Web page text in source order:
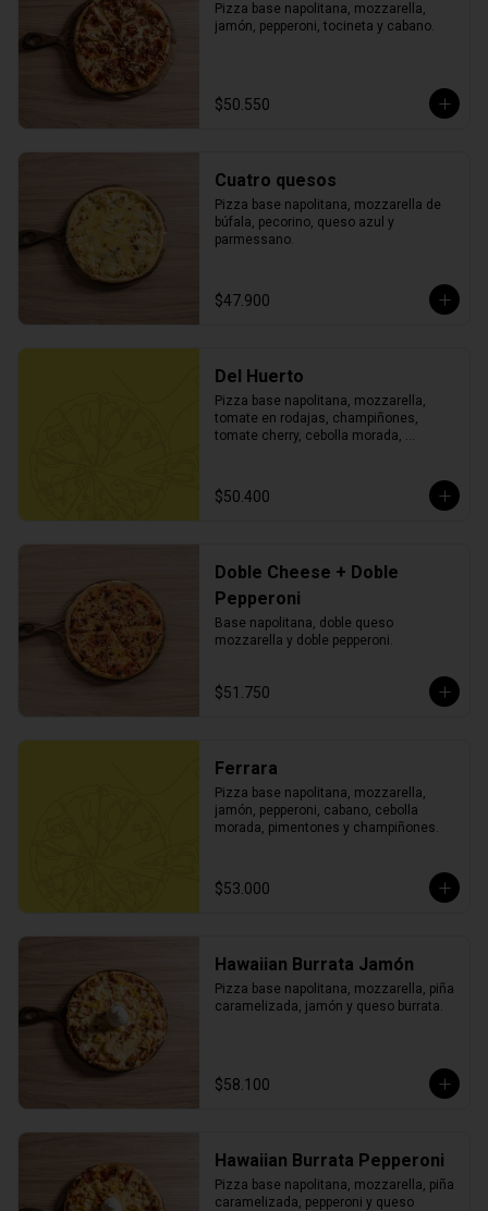
Pizza base napolitana, mozzarella,
jamón, pepperoni, tocineta y cabano.
$50.550
Cuatro quesos
Pizza base napolitana, mozzarella de
búfala, pecorino, queso azul y
parmessano.
$47.900
Del Huerto
Pizza base napolitana, mozzarella,
tomate en rodajas, champiñones,
tomate cherry, cebolla morada,
$50.400
Doble Cheese + Doble
Pepperoni
Base napolitana, doble queso
mozzarella y doble pepperoni.
$51.750
Ferrara
Pizza base napolitana, mozzarella,
jamón, pepperoni, cabano, cebolla
morada, pimentones y champiñones.
$53.000
Hawaiian Burrata Jamón
Pizza base napolitana, mozzarella, piña
caramelizada, jamón y queso burrata.
$58.100
Hawaiian Burrata Pepperoni
Pizza base napolitana, mozzarella, piña
caramelizada, pepperoni y queso